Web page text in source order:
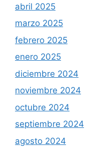
abril 2025
marzo 2025
febrero 2025
enero 2025
diciembre 2024
noviembre 2024
octubre 2024
septiembre 2024
agosto 2024